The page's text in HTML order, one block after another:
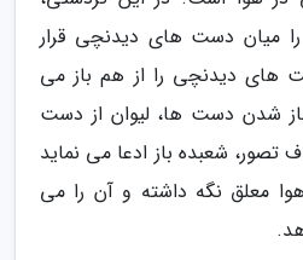
میان دست های دیدنچی قرار
های دیدنچی را از هم باز می
باز شدن دست ها، لیوان از دست
تصور، شعبده باز ادعا می نماید
معلق نگه داشته و آن را می